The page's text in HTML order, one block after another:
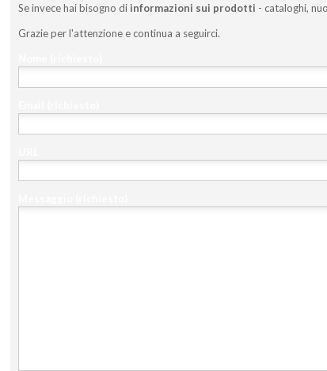
Se invece hai bisogno di informazioni sui prodotti - cataloghi,
Grazie per l'attenzione e continua a seguirci.